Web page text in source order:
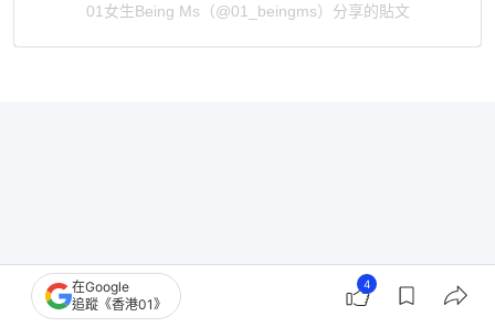
01女生Being Ms（@01_beingms）分享的貼文
在Google
追蹤《香港01》
4